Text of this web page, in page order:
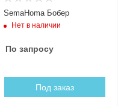
SemaHoma Бобер
Нет в наличии
По запросу
Под заказ